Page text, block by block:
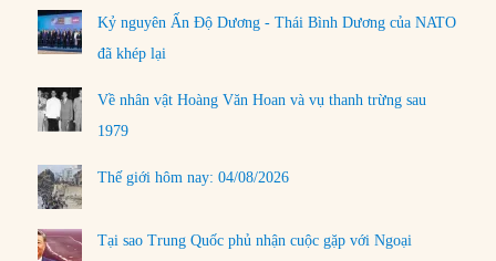
Kỷ nguyên Ấn Độ Dương - Thái Bình Dương của NATO
đã khép lại
Về nhân vật Hoàng Văn Hoan và vụ thanh trừng sau
1979
Thế giới hôm nay: 04/08/2026
Tại sao Trung Quốc phủ nhận cuộc gặp với Ngoại